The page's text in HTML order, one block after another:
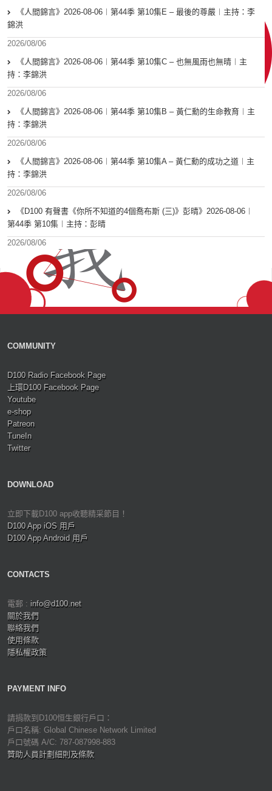
《人間錦言》2026-08-06︱第44季 第10集E – 最後的尊嚴︱主持：李
錦洪
2026/08/06
《人間錦言》2026-08-06︱第44季 第10集C – 也無風雨也無晴︱主
持：李錦洪
2026/08/06
《人間錦言》2026-08-06︱第44季 第10集B – 黃仁勳的生命教育︱主
持：李錦洪
2026/08/06
《人間錦言》2026-08-06︱第44季 第10集A – 黃仁勳的成功之道︱主
持：李錦洪
2026/08/06
《D100 有聲書《你所不知道的4個喬布斯 (三)》彭晴》2026-08-06︱
第44季 第10集︱主持：彭晴
2026/08/06
COMMUNITY
D100 Radio Facebook Page
上環D100 Facebook Page
Youtube
e-shop
Patreon
TuneIn
Twitter
DOWNLOAD
立即下載D100 app收聽精采節目！
D100 App iOS 用戶
D100 App Android 用戶
CONTACTS
電郵 : info@d100.net
關於我們
聯絡我們
使用條款
隱私權政策
PAYMENT INFO
請捐款到D100恒生銀行戶口：
戶口名稱: Global Chinese Network Limited
戶口號碼 A/C: 787-087998-883
贊助人員計劃細則及條款